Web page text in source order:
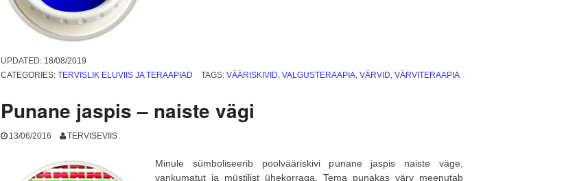
UPDATED: 18/08/2019
CATEGORIES: TERVISLIK ELUVIIS JA TERAAPIAD TAGS: VÄÄRISKIVID VALGUSTERAAPIA, VÄRVID VÄRVITERAAPIA
Punane jaspis – naiste vägi
13/06/2016 TERVISEVIIS
Minule sümboliseerib poolvääriskivi punane jaspis naiste väge,
vankumatut ja müstilist ühekorraga. Tema punakas värv meenutab